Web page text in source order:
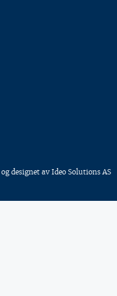
og designet av Ideo Solutions AS